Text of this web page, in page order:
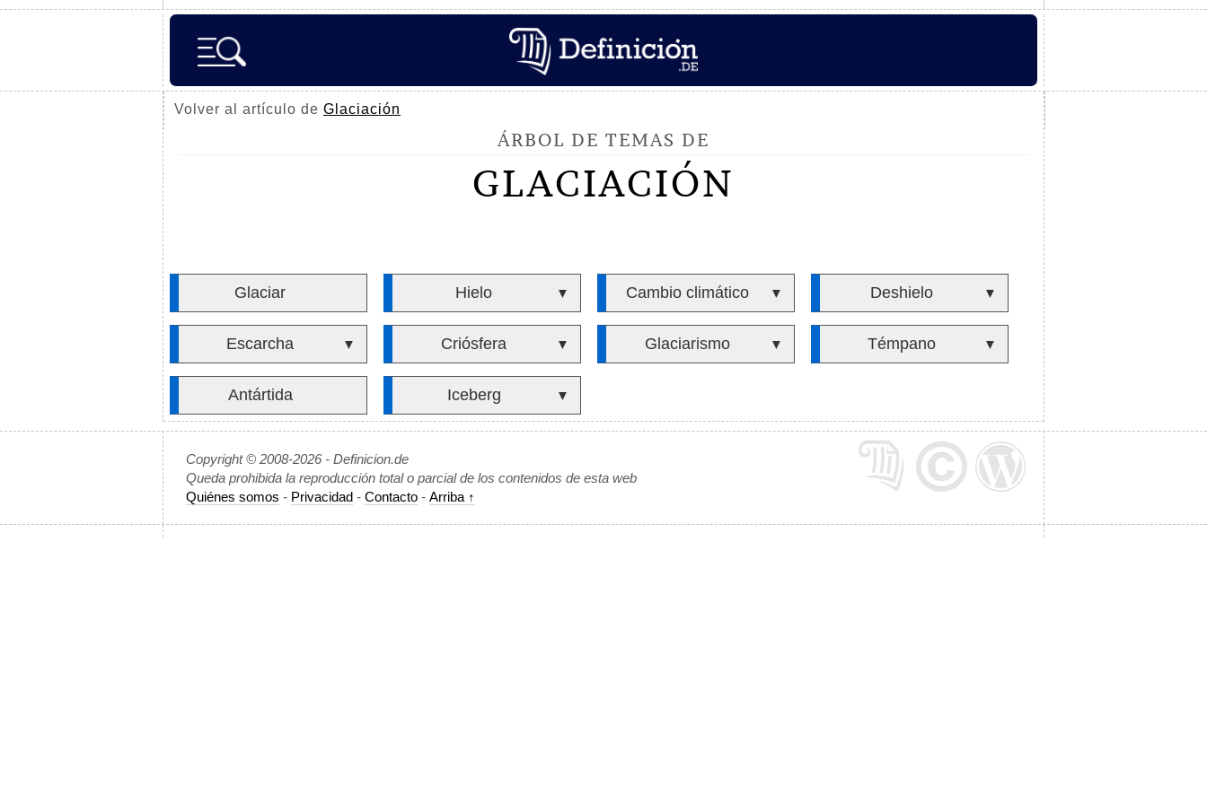
Volver al artículo de Glaciación
ÁRBOL DE TEMAS DE
GLACIACIÓN
Glaciar Hielo ▼ Cambio climático ▼ Deshielo ▼
Escarcha ▼ Criósfera ▼ Glaciarismo ▼ Témpano ▼
Antártida Iceberg ▼
Copyright © 2008-2026 - Definicion.de
Queda prohibida la reproducción total o parcial de los contenidos de esta web
Quiénes somos - Privacidad - Contacto - Arriba ↑